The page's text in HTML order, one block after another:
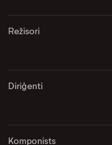
Režisori
Diriģenti
Komponists